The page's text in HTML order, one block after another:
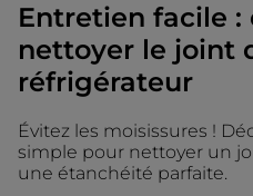
Entretien facile
nettoyer le joint
réfrigérateur
Évitez les moisissures !
simple pour nettoyer un
une étanchéité parfaite.